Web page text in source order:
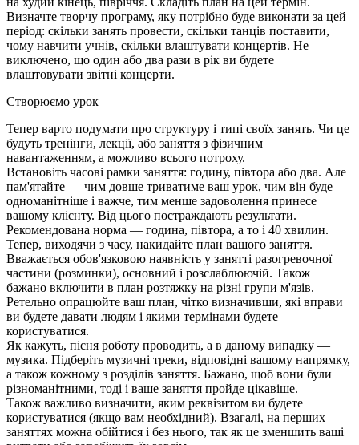
Визначте творчу програму, яку потрібно буде виконати за цей
період: скільки занять провести, скільки танців поставити,
чому навчити учнів, скільки влаштувати концертів. Не
виключено, що один або два рази в рік ви будете
влаштовувати звітні концерти.
Створюємо урок
Тепер варто подумати про структуру і типі своїх занять. Чи це
будуть тренінги, лекції, або заняття з фізичним
навантаженням, а можливо всього потроху.
Встановіть часові рамки заняття: годину, півтора або два. Але
пам'ятайте — чим довше триватиме ваш урок, чим він буде
одноманітніше і важче, тим менше задоволення принесе
вашому клієнту. Від цього постраждають результати.
Рекомендована норма — година, півтора, а то і 40 хвилин.
Тепер, виходячи з часу, накидайте план вашого заняття.
Вважається обов'язковою наявність у занятті разогревочної
частини (розминки), основний і розслаблюючій. Також
бажано включити в план розтяжку на різні групи м'язів.
Ретельно опрацюйте ваш план, чітко визначивши, які вправи
ви будете давати людям і якими термінами будете
користуватися.
Як кажуть, пісня роботу проводить, а в даному випадку —
музика. Підберіть музичні треки, відповідні вашому напрямку,
а також кожному з розділів заняття. Бажано, щоб вони були
різноманітними, тоді і ваше заняття пройде цікавіше.
Також важливо визначити, яким реквізитом ви будете
користуватися (якщо вам необхідний). Взагалі, на перших
заняттях можна обійтися і без нього, так як це зменшить ваші